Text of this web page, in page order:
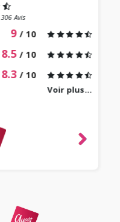
306Avis
9 / 10
8.5 / 10
8.3 / 10
Voir plus...